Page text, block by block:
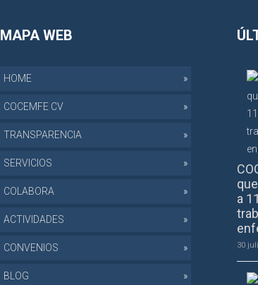
MAPA WEB
HOME
COCEMFE CV
TRANSPARENCIA
SERVICIOS
COLABORA
ACTIVIDADES
CONVENIOS
BLOG
a
30